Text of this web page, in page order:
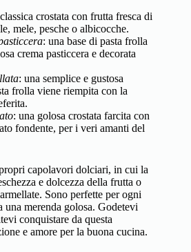
crostata con frutta fresca di
mele, pesche o albicocche.
: una base di pasta frolla
crema pasticcera e decorata
: una semplice e gustosa
frolla viene riempita con la
: una golosa crostata farcita con
fondente, per i veri amanti del
capolavori dolciari, in cui la
e dolcezza della frutta o
Sono perfette per ogni
una merenda golosa. Godetevi
conquistare da questa
e amore per la buona cucina.